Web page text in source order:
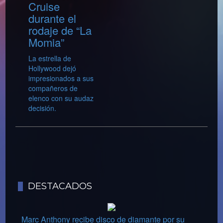
Cruise
durante el
rodaje de “La
Momia”
La estrella de
Hollywood dejó
impresionados a sus
compañeros de
elenco con su audaz
decisión.
DESTACADOS
Marc Anthony recibe disco de diamante por su